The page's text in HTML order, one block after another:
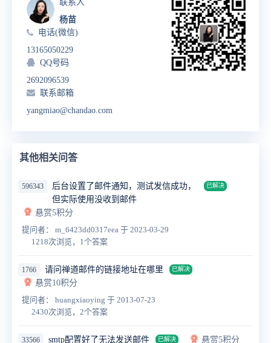
联系人
杨苗
电话(微信)
13165050229
QQ号码
2692096539
联系邮箱
yangmiao@chandao.com
其他相关问答
596343
后台设置了邮件通知，测试发信成功，
但实际使用没收到邮件
已解决
悬赏5积分
提问者： m_6423dd0317eea 于 2023-03-29
1218次浏览，1个答案
1766 请问禅道邮件的链接地址在哪里 已解决
悬赏10积分
提问者： huangxiaoying 于 2013-07-23
2430次浏览，2个答案
33566 smtp配置好了无法发送邮件 已解决 悬赏5积分